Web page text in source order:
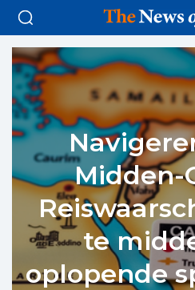
Midden-
te
oplopende